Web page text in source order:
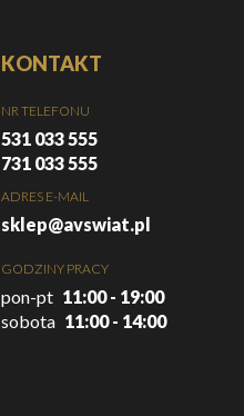
KONTAKT
NR TELEFONU
531 033 555
731 033 555
ADRES E-MAIL
sklep@avswiat.pl
GODZINY PRACY
pon-pt 11:00 - 19:00
sobota 11:00 - 14:00